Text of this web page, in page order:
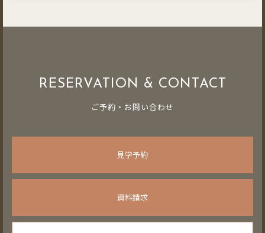
RESERVATION & CONTACT
ご予約・お問い合わせ
見学予約
資料請求